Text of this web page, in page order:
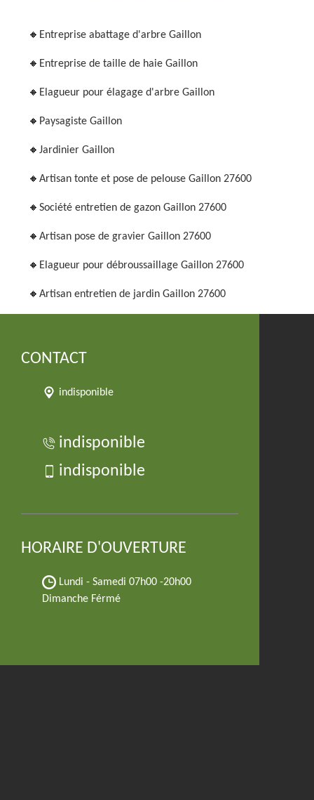
Entreprise abattage d'arbre Gaillon
Entreprise de taille de haie Gaillon
Elagueur pour élagage d'arbre Gaillon
Paysagiste Gaillon
Jardinier Gaillon
Artisan tonte et pose de pelouse Gaillon 27600
Société entretien de gazon Gaillon 27600
Artisan pose de gravier Gaillon 27600
Elagueur pour débroussaillage Gaillon 27600
Artisan entretien de jardin Gaillon 27600
CONTACT
indisponible
indisponible
indisponible
HORAIRE D'OUVERTURE
Lundi - Samedi 07h00 -20h00
Dimanche Férmé